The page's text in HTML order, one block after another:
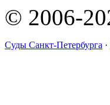
© 2006-
Суды Санкт-Петербурга ·